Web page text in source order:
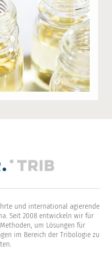
und international agierende
Seit 2008 entwickeln wir für
um Lösungen für
im Bereich der Tribologie zu